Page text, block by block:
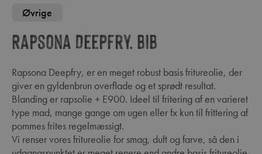
Øvrige
Rapsona Deepfry. BIB
Rapsona Deepfry, er en meget robust basis fritureolie, der
giver en gyldenbrun overflade og et sprødt resultat.
Blanding er rapsolie + E900. Ideel til fritering af en varieret
type mad, mange gange om ugen eller fx kun til frittering af
pommes frites regelmæssigt.
Vi renser vores fritureolie for smag, duft og farve, så den i